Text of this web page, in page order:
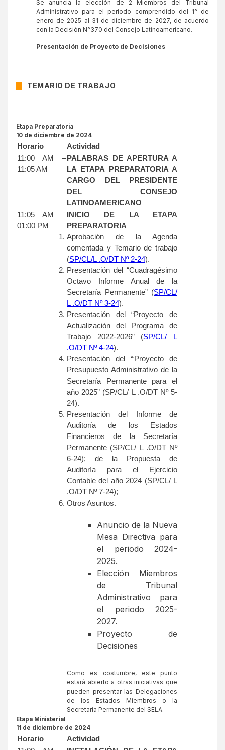
Se anuncia la elección de 2 Miembros del Tribunal
Administrativo para el período comprendido del 1° de
enero de 2025 al 31 de diciembre de 2027, de acuerdo
con la Decisión N°370 del Consejo Latinoamericano.
Presentación de Proyecto de Decisiones
TEMARIO DE TRABAJO
Etapa Preparatoria
10 de diciembre de 2024
Horario
Actividad
11:00 AM –
11:05 AM
PALABRAS DE APERTURA A
LA ETAPA PREPARATORIA A
CARGO DEL PRESIDENTE
DEL CONSEJO
LATINOAMERICANO
11:05 AM –
01:00 PM
INICIO DE LA ETAPA
PREPARATORIA
Aprobación de la Agenda
comentada y Temario de trabajo
(SP/CL/L .O/DT Nº 2-24).
Presentación del “Cuadragésimo
Octavo Informe Anual de la
Secretaría Permanente” (SP/CL/
L .O/DT Nº 3-24).
Presentación del “Proyecto de
Actualización del Programa de
Trabajo 2022-2026” (SP/CL/ L
.O/DT Nº 4-24).
Presentación del
“Proyecto de
Presupuesto Administrativo de la
Secretaría Permanente para el
año 2025” (SP/CL/ L .O/DT Nº 5-
24).
Presentación del Informe de
Auditoría de los Estados
Financieros de la Secretaría
Permanente (SP/CL/ L .O/DT Nº
6-24); de la Propuesta de
Auditoría para el Ejercicio
Contable del año 2024 (SP/CL/ L
.O/DT Nº 7-24);
Otros Asuntos.
Anuncio de la Nueva
Mesa Directiva para
el periodo 2024-
2025.
Elección Miembros
de Tribunal
Administrativo para
el periodo 2025-
2027.
Proyecto de
Decisiones
Como es costumbre, este punto
estará abierto a otras iniciativas que
pueden presentar las Delegaciones
de los Estados Miembros o la
Secretaría Permanente del SELA.
Etapa Ministerial
11 de diciembre de 2024
Horario
Actividad